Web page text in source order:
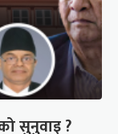
सुनुवाइ ?